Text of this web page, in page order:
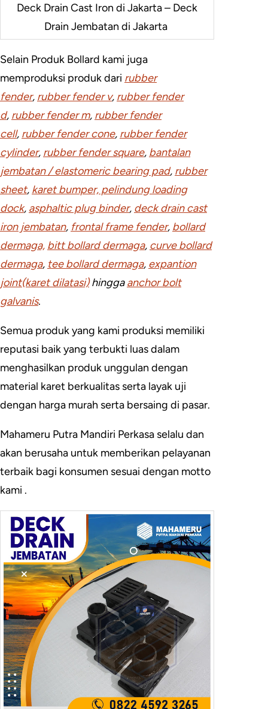
Deck Drain Cast Iron di Jakarta – Deck
Drain Jembatan di Jakarta
Selain Produk Bollard kami juga
memproduksi produk dari rubber
fender, rubber fender v, rubber fender
d, rubber fender m, rubber fender
cell, rubber fender cone, rubber fender
cylinder, rubber fender square, bantalan
jembatan / elastomeric bearing pad, rubber
sheet, karet bumper, pelindung loading
dock, asphaltic plug binder, deck drain cast
iron jembatan, frontal frame fender, bollard
dermaga, bitt bollard dermaga, curve bollard
dermaga, tee bollard dermaga, expantion
joint(karet dilatasi)hinggaanchor bolt
galvanis.
Semua produk yang kami produksi memiliki
reputasi baik yang terbukti luas dalam
menghasilkan produk unggulan dengan
material karet berkualitas serta layak uji
dengan harga murah serta bersaing di pasar.
Mahameru Putra Mandiri Perkasa selalu dan
akan berusaha untuk memberikan pelayanan
terbaik bagi konsumen sesuai dengan motto
kami .